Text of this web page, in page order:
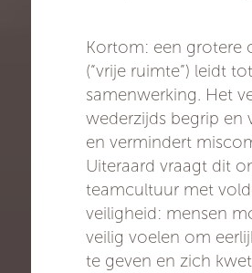
Kortom: een grotere
(“vrije ruimte”) leidt
samenwerking. Het
wederzijds begrip en
en vermindert
Uiteraard vraagt dit
teamcultuur met
veiligheid: mensen
veilig voelen om
te geven en zich